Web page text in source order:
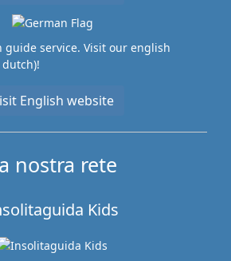
guide service. Visit our english
English website
nostra rete
Kids